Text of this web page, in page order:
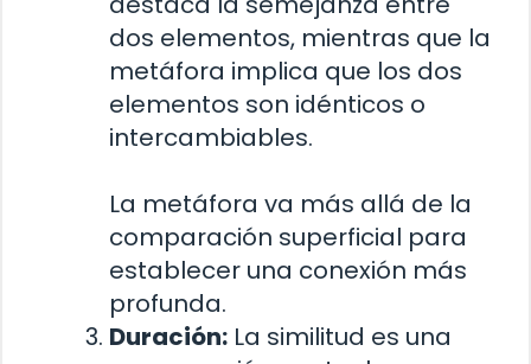
dos elementos, mientras que la
metáfora implica que los dos
elementos son idénticos o
intercambiables.
La metáfora va más allá de la
comparación superficial para
establecer una conexión más
profunda.
Duración: La similitud es una